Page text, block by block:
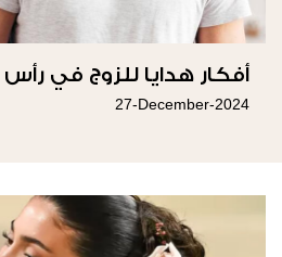
أفكار هدايا للزوج في
27-December-2024